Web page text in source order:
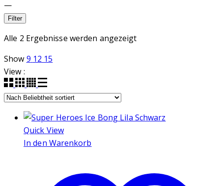
—
Filter
Alle 2 Ergebnisse werden angezeigtNach
Show 9 12 15
View :
Quick View
In den Warenkorb